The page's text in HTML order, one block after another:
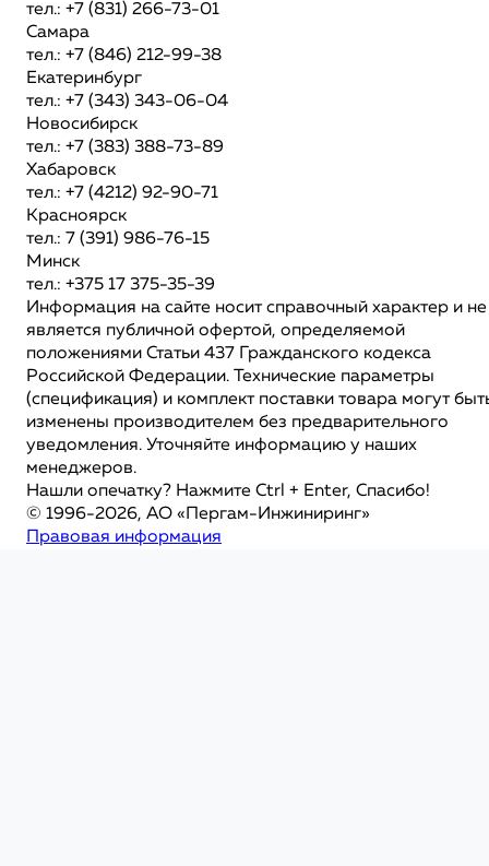
тел.: +7 (831) 266-73-01
Самара
тел.: +7 (846) 212-99-38
Екатеринбург
тел.: +7 (343) 343-06-04
Новосибирск
тел.: +7 (383) 388-73-89
Хабаровск
тел.: +7 (4212) 92-90-71
Красноярск
тел.: 7 (391) 986-76-15
Минск
тел.: +375 17 375-35-39
Информация на сайте носит справочный характер и не
является публичной офертой, определяемой
положениями Статьи 437 Гражданского кодекса
Российской Федерации. Технические параметры
(спецификация) и комплект поставки товара могут
изменены производителем без предварительного
уведомления. Уточняйте информацию у наших
менеджеров.
Нашли опечатку? Нажмите Ctrl + Enter, Спасибо!
© 1996-2026, АО «Пергам-Инжиниринг»
Правовая информация